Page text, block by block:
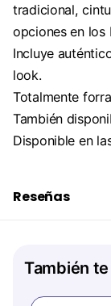
tradicional,
opciones en los
Incluye
look.
Totalmente
También
Disponible en
Reseñas
También